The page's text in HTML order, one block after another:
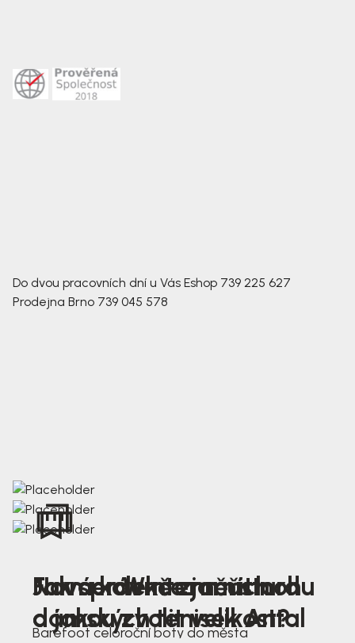
Do dvou pracovních dní u Vás Eshop 739 225 627
Prodejna Brno 739 045 578
Nová kolekce jarních
dámských tenisek Antal
Jak správně změřit nohu
a jakou zvolit velikost?
Farmer Winter mustard
Barefoot celoroční boty do města